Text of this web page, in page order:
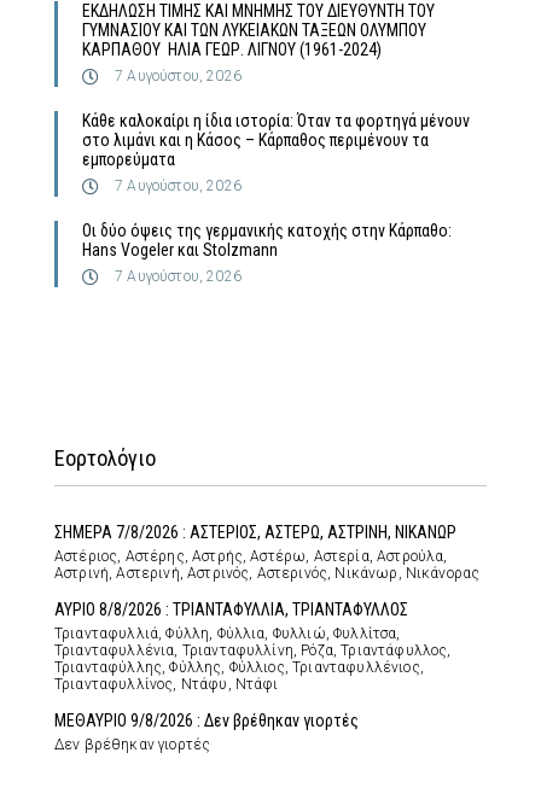
ΕΚΔΗΛΩΣΗ ΤΙΜΗΣ ΚΑΙ ΜΝΗΜΗΣ ΤΟΥ ΔΙΕΥΘΥΝΤΗ ΤΟΥ
ΓΥΜΝΑΣΙΟΥ ΚΑΙ ΤΩΝ ΛΥΚΕΙΑΚΩΝ ΤΑΞΕΩΝ ΟΛΥΜΠΟΥ
ΚΑΡΠΑΘΟΥ ΗΛΙΑ ΓΕΩΡ. ΛΙΓΝΟΥ (1961-2024)
7 Αυγούστου, 2026
Κάθε καλοκαίρι η ίδια ιστορία: Όταν τα φορτηγά μένουν
στο λιμάνι και η Κάσος – Κάρπαθος περιμένουν τα
εμπορεύματα
7 Αυγούστου, 2026
Οι δύο όψεις της γερμανικής κατοχής στην Κάρπαθο:
Hans Vogeler και Stolzmann
7 Αυγούστου, 2026
Εορτολόγιο
ΣΗΜΕΡΑ 7/8/2026 : ΑΣΤΕΡΙΟΣ, ΑΣΤΕΡΩ, ΑΣΤΡΙΝΗ, ΝΙΚΑΝΩΡ
Αστέριος, Αστέρης, Αστρής, Αστέρω, Αστερία, Αστρούλα,
Αστρινή, Αστερινή, Αστρινός, Αστερινός, Νικάνωρ, Νικάνορας
ΑΥΡΙΟ 8/8/2026 : ΤΡΙΑΝΤΑΦΥΛΛΙΑ, ΤΡΙΑΝΤΑΦΥΛΛΟΣ
Τριανταφυλλιά, Φύλλη, Φύλλια, Φυλλιώ, Φυλλίτσα,
Τριανταφυλλένια, Τριανταφυλλίνη, Ρόζα, Τριαντάφυλλος,
Τριανταφύλλης, Φύλλης, Φύλλιος, Τριανταφυλλένιος,
Τριανταφυλλίνος, Ντάφυ, Ντάφι
ΜΕΘΑΥΡΙΟ 9/8/2026 : Δεν βρέθηκαν γιορτές
Δεν βρέθηκαν γιορτές